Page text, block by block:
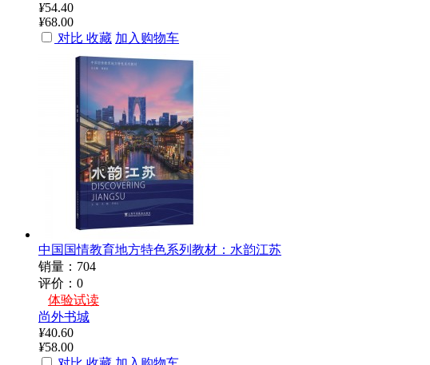
¥54.40
¥68.00
对比 收藏 加入购物车
中国国情教育地方特色系列教材：水韵江苏
销量：704
评价：0
体验试读
尚外书城
¥40.60
¥58.00